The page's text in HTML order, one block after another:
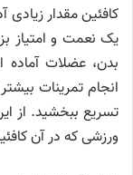
کافئین مقدار زیادی
یک نعمت و امتیاز
بدن، عضلات آماده
انجام تمرینات
تسریع ببخشید. از
ورزشی که در آن